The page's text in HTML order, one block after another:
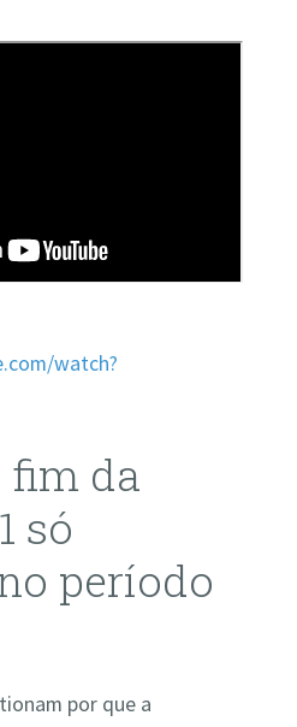
watch?
fim da
só
período
por que a